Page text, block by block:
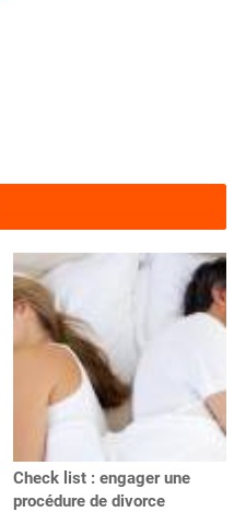
Check list : engager une
procédure de divorce